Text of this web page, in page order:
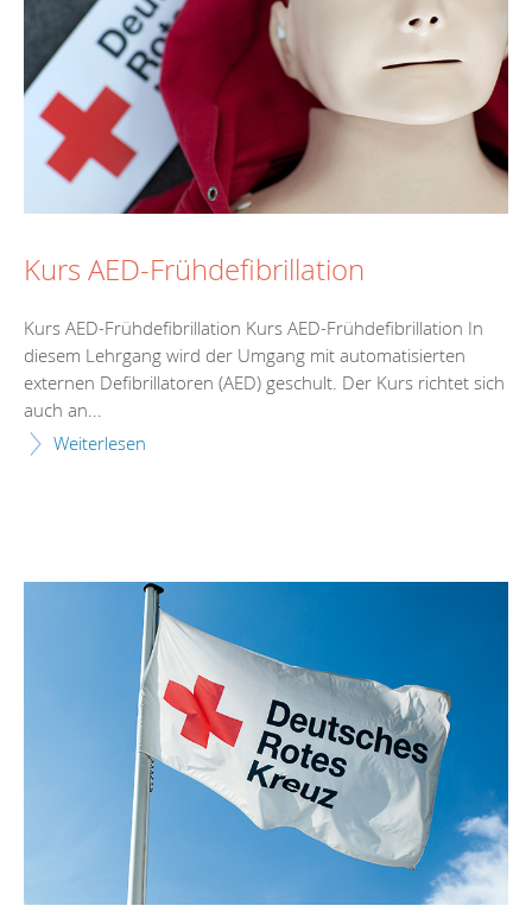
Kurs AED-Frühdefibrillation
Kurs AED-Frühdefibrillation Kurs AED-Frühdefibrillation In
diesem Lehrgang wird der Umgang mit automatisierten
externen Defibrillatoren (AED) geschult. Der Kurs richtet sich
auch an...
Weiterlesen